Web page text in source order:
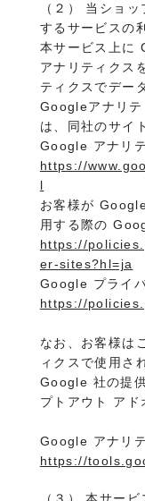
（２） 当ショ
するサービスの
本サービス上に
アナリティクス
ティクスでデー
Googleアナリテ
は、同社のサイ
Google アナリ
https://
l
お客様が
用する際の
https://
er-sites?hl=ja
Google プライ
https://
なお、お客様は
ィクスで使用さ
Google 社の提
プトアウト アド
Google アナリ
https://